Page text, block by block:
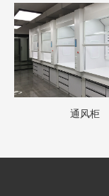
通风柜